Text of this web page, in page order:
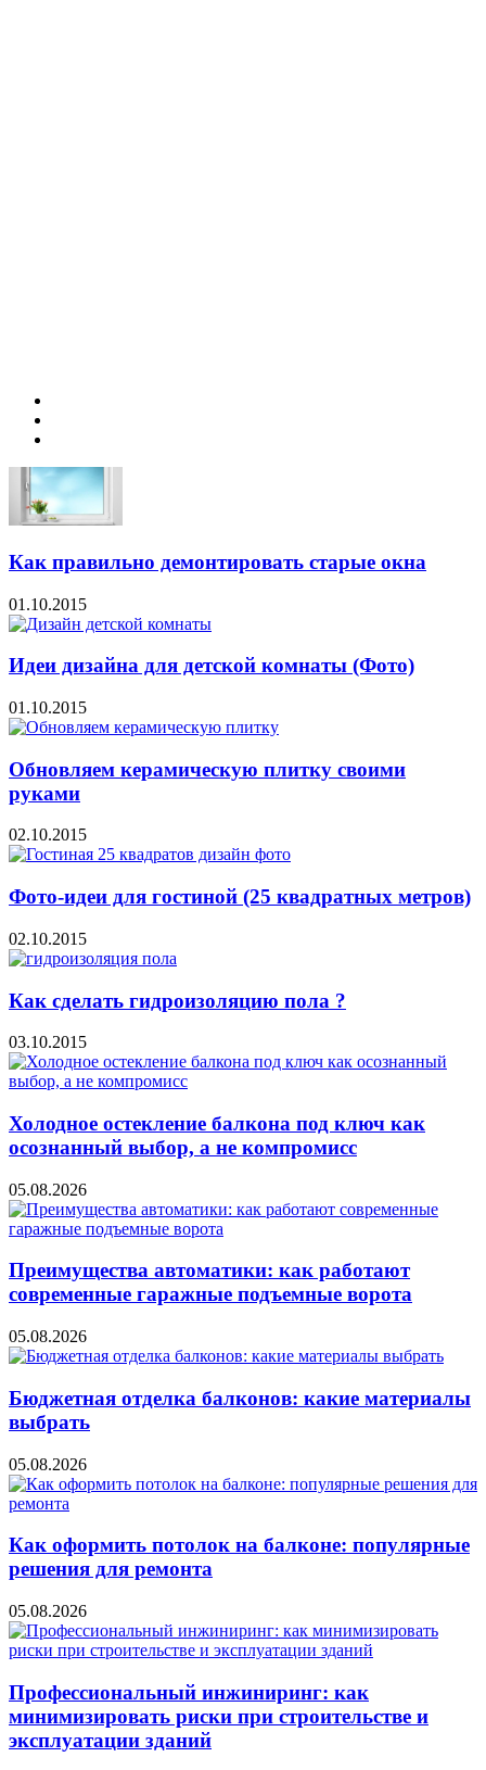
Как правильно демонтировать старые окна
01.10.2015
Идеи дизайна для детской комнаты (Фото)
01.10.2015
Обновляем керамическую плитку своими
руками
02.10.2015
Фото-идеи для гостиной (25 квадратных метров)
02.10.2015
Как сделать гидроизоляцию пола ?
03.10.2015
Холодное остекление балкона под ключ как
осознанный выбор, а не компромисс
05.08.2026
Преимущества автоматики: как работают
современные гаражные подъемные ворота
05.08.2026
Бюджетная отделка балконов: какие материалы
выбрать
05.08.2026
Как оформить потолок на балконе: популярные
решения для ремонта
05.08.2026
Профессиональный инжиниринг: как
минимизировать риски при строительстве и
эксплуатации зданий